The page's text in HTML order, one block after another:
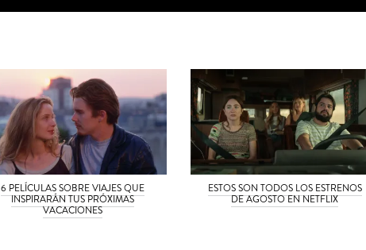
6 PELÍCULAS SOBRE VIAJES QUE
INSPIRARÁN TUS PRÓXIMAS
VACACIONES
ESTOS SON TODOS LOS ESTRENOS
DE AGOSTO EN NETFLIX